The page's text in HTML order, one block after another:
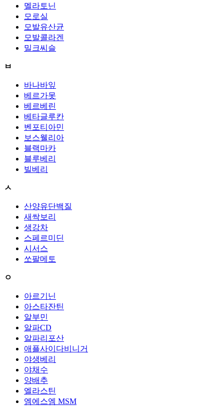
멜라토닌
모로실
모발유산균
모발콜라겐
밀크씨슬
ㅂ
바나바잎
베르가못
베르베린
베타글루칸
벤포티아민
보스웰리아
블랙마카
블루베리
빌베리
ㅅ
산양유단백질
새싹보리
생강차
스페르미딘
시서스
쏘팔메토
ㅇ
아르기닌
아스타잔틴
알부민
알파CD
알파리포산
애플사이다비니거
야생베리
야채수
양배추
엘라스틴
엠에스엠 MSM